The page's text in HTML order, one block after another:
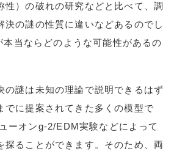
性）の破れの研究などと比べて、調
決の謎の性質に違いなどあるのでし
本当ならどのような可能性があるの
謎は未知の理論で説明できるはず
でに提案されてきた多くの模型で
ーオンg-2/EDM実験などによって
探ることができます。そのため、両